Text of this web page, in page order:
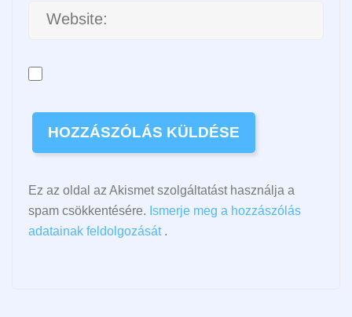
Ez az oldal az Akismet szolgáltatást használja a
spam csökkentésére. Ismerje meg a hozzászólás
adatainak feldolgozását.